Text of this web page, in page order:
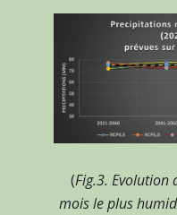
(Fig.3. Evolution
mois le plus